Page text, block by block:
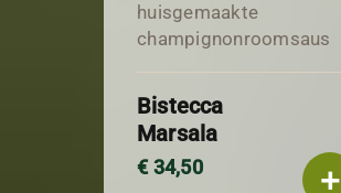
huisgemaakte
champignonroomsaus
Bistecca
Marsala
€ 34,50 +